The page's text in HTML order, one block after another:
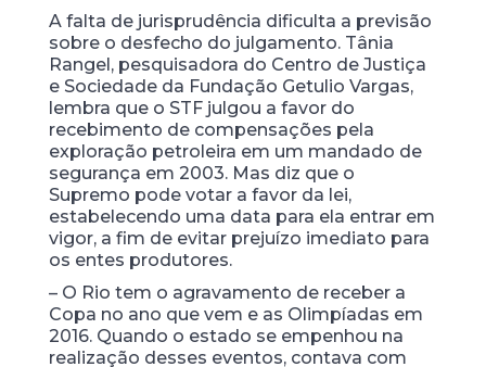
A falta de jurisprudência dificulta a previsão
sobre o desfecho do julgamento. Tânia
Rangel, pesquisadora do Centro de Justiça
e Sociedade da Fundação Getulio Vargas,
lembra que o STF julgou a favor do
recebimento de compensações pela
exploração petroleira em um mandado de
segurança em 2003. Mas diz que o
Supremo pode votar a favor da lei,
estabelecendo uma data para ela entrar em
vigor, a fim de evitar prejuízo imediato para
os entes produtores.
– O Rio tem o agravamento de receber a
Copa no ano que vem e as Olimpíadas em
2016. Quando o estado se empenhou na
realização desses eventos, contava com